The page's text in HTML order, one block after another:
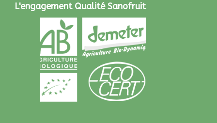
L'engagement Qualité Sanofruit